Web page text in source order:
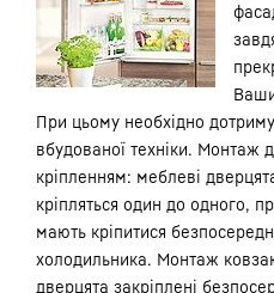
При цьому необхідно
вбудованої техніки. Монтаж
кріпленням: меблеві
кріпляться один до одного,
мають кріпитися
холодильника. Монтаж
дверцята закріплені